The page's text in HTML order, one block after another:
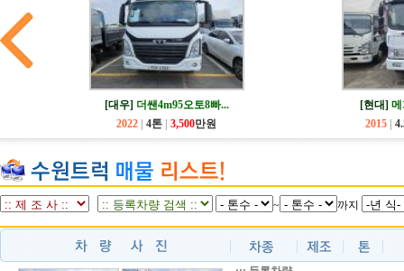
[대우] 더쌘4m95오토8빠...
2022
|4톤 |3,500만원
[현대]
2015
~ 까지